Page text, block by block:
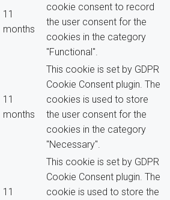
11
months
cookie consent to record
the user consent for the
cookies in the category
"Functional".
11
months
This cookie is set by GDPR
Cookie Consent plugin. The
cookies is used to store
the user consent for the
cookies in the category
"Necessary".
11
This cookie is set by GDPR
Cookie Consent plugin. The
cookie is used to store the